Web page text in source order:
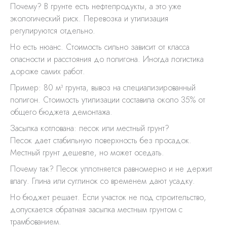
Почему? В грунте есть нефтепродукты, а это уже
экологический риск. Перевозка и утилизация
регулируются отдельно.
Но есть нюанс. Стоимость сильно зависит от класса
опасности и расстояния до полигона. Иногда логистика
дороже самих работ.
Пример: 80 м³ грунта, вывоз на специализированный
полигон. Стоимость утилизации составила около 35% от
общего бюджета демонтажа.
Засыпка котлована: песок или местный грунт?
Песок дает стабильную поверхность без просадок.
Местный грунт дешевле, но может оседать.
Почему так? Песок уплотняется равномерно и не держит
влагу. Глина или суглинок со временем дают усадку.
Но бюджет решает. Если участок не под строительство,
допускается обратная засыпка местным грунтом с
трамбованием.